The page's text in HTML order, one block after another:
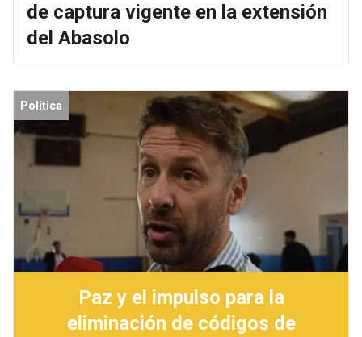
de captura vigente en la extensión
del Abasolo
Política
Paz y el impulso para la
eliminación de códigos de